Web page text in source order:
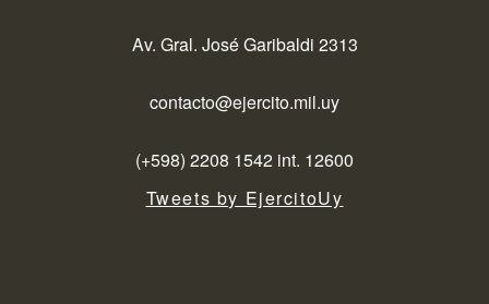
Av. Gral. José Garibaldi 2313
contacto@ejercito.mil.uy
(+598) 2208 1542 int. 12600
Tweets by EjercitoUy